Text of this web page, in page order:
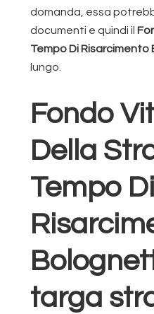
domanda, essa
documenti e quindi il
Tempo Di
lungo.
Fondo
Della
Tempo Di
targa